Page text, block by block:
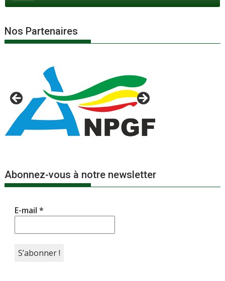
Nos Partenaires
Abonnez-vous à notre newsletter
E-mail*